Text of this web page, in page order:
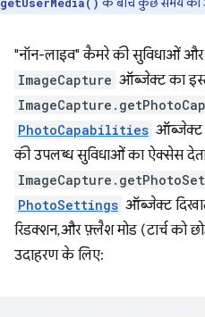
"नॉन-लाइव" कैमरे की सुविधाओं
ImageCapture ऑब्जेक्ट का
PhotoCapabilities ऑब्जेक्ट
की उपलब्ध सुविधाओं का ऐक्सेस
PhotoSettings ऑब्जेक्ट
रिडक्शन, और फ़्लैश मोड (टार्च
उदाहरण के लिए: